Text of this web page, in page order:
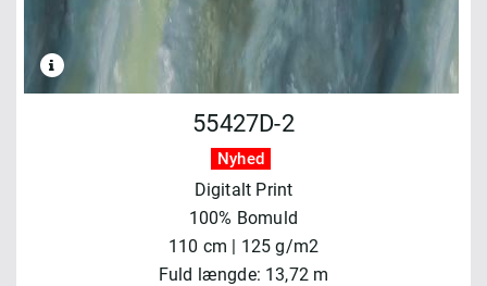
55427D-2
Nyhed
Digitalt Print
100% Bomuld
110 cm | 125 g/m2
Fuld længde: 13,72 m